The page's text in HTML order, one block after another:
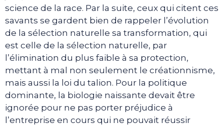
science de la race. Par la suite, ceux qui citent ces
savants se gardent bien de rappeler l’évolution
de la sélection naturelle sa transformation, qui
est celle de la sélection naturelle, par
l’élimination du plus faible à sa protection,
mettant à mal non seulement le créationnisme,
mais aussi la loi du talion. Pour la politique
dominante, la biologie naissante devait être
ignorée pour ne pas porter préjudice à
l’entreprise en cours qui ne pouvait réussir